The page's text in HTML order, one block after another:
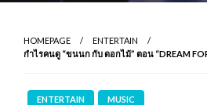
HOMEPAGE
ENTERTAIN
กำไรคนดู “ขนนก กับ ดอกไม้” ตอน “DREAM
ENTERTAIN MUSIC